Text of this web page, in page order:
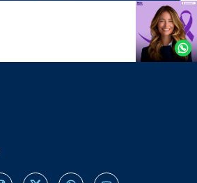
Agende
Whatsapp